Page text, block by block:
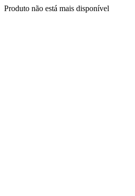
Produto não está mais disponível